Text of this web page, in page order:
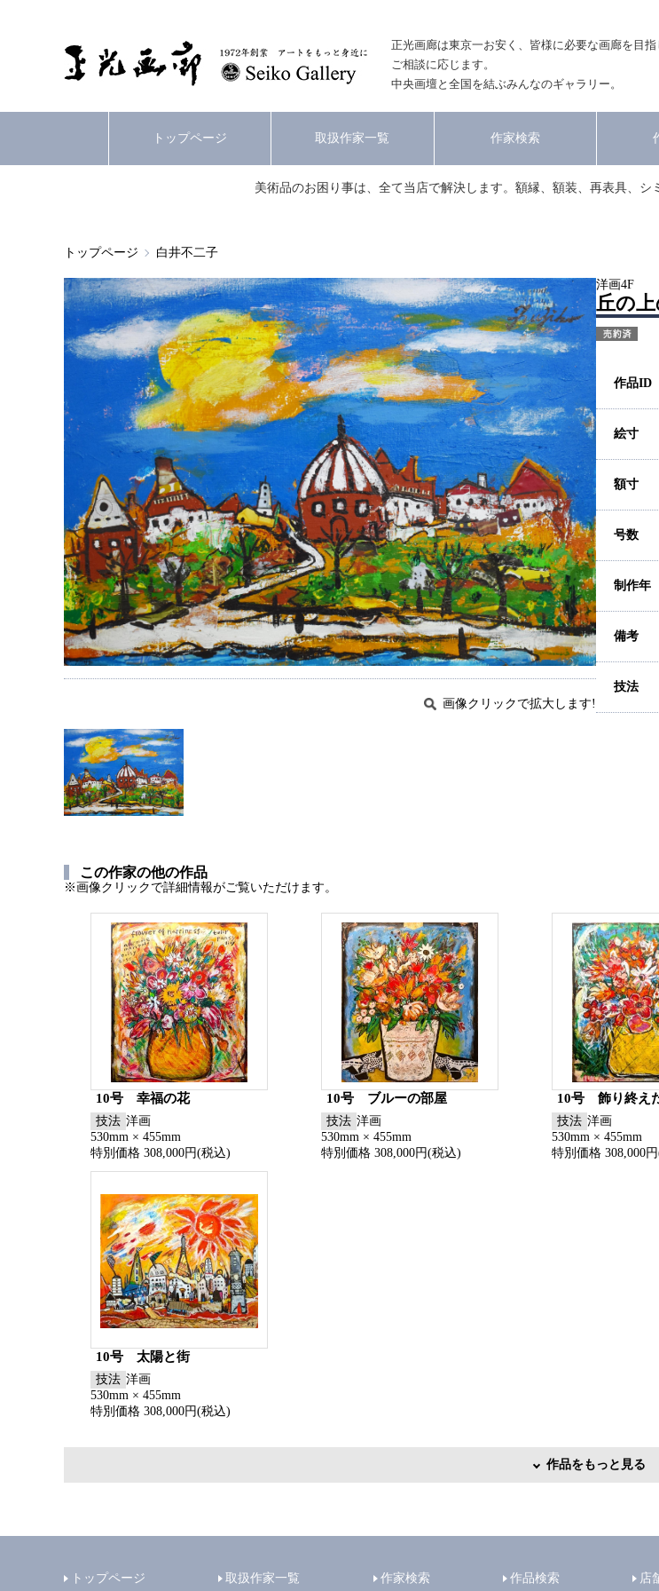
正光画廊は東京一お安く、皆様に必要な画廊を目
ご相談に応じます。
中央画壇と全国を結ぶみんなのギャラリー。
トップページ 取扱作家一覧 作家検索
美術品のお困り事は、全て当店で解決します。額縁、額装、再表具、
トップページ 白井不二子
画像クリックで拡大します!
洋画4F
丘の
作品ID
絵寸
額寸
号数
制作年
備考
技法
この作家の他の作品
※画像クリックで詳細情報がご覧いただけます。
10号 幸福の花
技法 洋画
530mm × 455mm
特別価格 308,000円(税込)
10号 ブルーの部屋
技法 洋画
530mm × 455mm
特別価格 308,000円(税込)
10号 飾り終え
技法 洋画
530mm × 455mm
特別価格 308,000
10号 太陽と街
技法 洋画
530mm × 455mm
特別価格 308,000円(税込)
作品をもっと見る
トップページ 取扱作家一覧 作家検索 作品検索 店